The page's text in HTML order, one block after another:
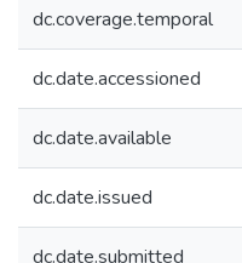
dc.coverage.temporal
dc.date.accessioned
dc.date.available
dc.date.issued
dc.date.submitted